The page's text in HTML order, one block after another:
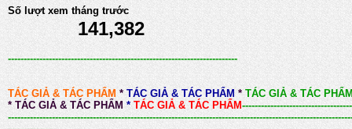
Số lượt xem tháng trước
141,382
-------------------------------------------------------------------------
TÁC GIẢ & TÁC PHẨM * TÁC GIẢ & TÁC PHẨM * TÁC GIẢ & TÁC
* TÁC GIẢ & TÁC PHẨM *TÁC GIẢ & TÁC PHẨM-----------------------------------